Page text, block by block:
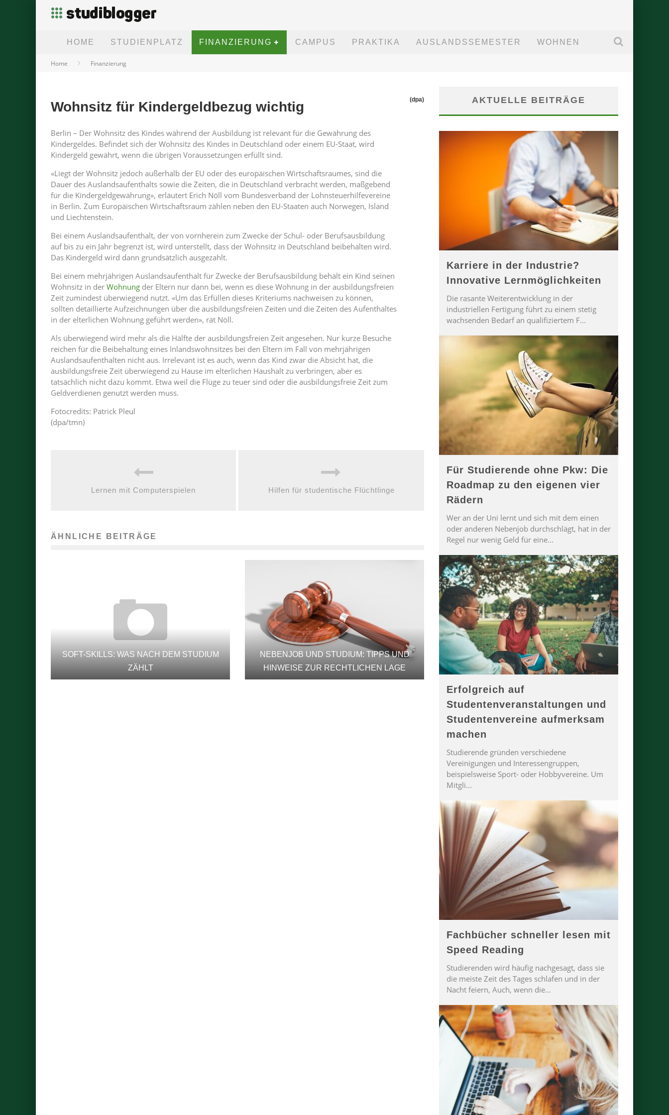
HOME STUDIENPLATZ FINANZIERUNG CAMPUS PRAKTIKA AUSLANDSSEMESTER WOHNEN
Home Finanzierung
Wohnsitz für Kindergeldbezug wichtig (dpa)
Berlin – Der Wohnsitz des Kindes während der Ausbildung ist relevant für die Gewährung des
Kindergeldes. Befindet sich der Wohnsitz des Kindes in Deutschland oder einem EU-Staat, wird
Kindergeld gewährt, wenn die übrigen Voraussetzungen erfüllt sind.
«Liegt der Wohnsitz jedoch außerhalb der EU oder des europäischen Wirtschaftsraumes, sind die
Dauer des Auslandsaufenthalts sowie die Zeiten, die in Deutschland verbracht werden, maßgebend
für die Kindergeldgewährung», erläutert Erich Nöll vom Bundesverband der Lohnsteuerhilfevereine
in Berlin. Zum Europäischen Wirtschaftsraum zählen neben den EU-Staaten auch Norwegen, Island
und Liechtenstein.
Bei einem Auslandsaufenthalt, der von vornherein zum Zwecke der Schul- oder Berufsausbildung
auf bis zu ein Jahr begrenzt ist, wird unterstellt, dass der Wohnsitz in Deutschland beibehalten wird.
Das Kindergeld wird dann grundsätzlich ausgezahlt.
Bei einem mehrjährigen Auslandsaufenthalt für Zwecke der Berufsausbildung behält ein Kind seinen
Wohnsitz in der Wohnung der Eltern nur dann bei, wenn es diese Wohnung in der ausbildungsfreien
Zeit zumindest überwiegend nutzt. «Um das Erfüllen dieses Kriteriums nachweisen zu können,
sollten detaillierte Aufzeichnungen über die ausbildungsfreien Zeiten und die Zeiten des Aufenthaltes
in der elterlichen Wohnung geführt werden», rät Nöll.
Als überwiegend wird mehr als die Hälfte der ausbildungsfreien Zeit angesehen. Nur kurze Besuche
reichen für die Beibehaltung eines Inlandswohnsitzes bei den Eltern im Fall von mehrjährigen
Auslandsaufenthalten nicht aus. Irrelevant ist es auch, wenn das Kind zwar die Absicht hat, die
ausbildungsfreie Zeit überwiegend zu Hause im elterlichen Haushalt zu verbringen, aber es
tatsächlich nicht dazu kommt. Etwa weil die Flüge zu teuer sind oder die ausbildungsfreie Zeit zum
Geldverdienen genutzt werden muss.
Fotocredits: Patrick Pleul
(dpa/tmn)
Lernen mit Computerspielen Hilfen für studentische Flüchtlinge
ÄHNLICHE BEITRÄGE
SOFT-SKILLS: WAS NACH DEM STUDIUM
ZÄHLT
NEBENJOB UND STUDIUM: TIPPS UND
HINWEISE ZUR RECHTLICHEN LAGE
AKTUELLE BEITRÄGE
Karriere in der Industrie?
Innovative Lernmöglichkeiten
Die rasante Weiterentwicklung in der
industriellen Fertigung führt zu einem stetig
wachsenden Bedarf an qualifiziertem F...
Für Studierende ohne Pkw: Die
Roadmap zu den eigenen vier
Rädern
Wer an der Uni lernt und sich mit dem einen
oder anderen Nebenjob durchschlägt, hat in der
Regel nur wenig Geld für eine...
Erfolgreich auf
Studentenveranstaltungen und
Studentenvereine aufmerksam
machen
Studierende gründen verschiedene
Vereinigungen und Interessengruppen,
beispielsweise Sport- oder Hobbyvereine. Um
Mitgli...
Fachbücher schneller lesen mit
Speed Reading
Studierenden wird häufig nachgesagt, dass sie
die meiste Zeit des Tages schlafen und in der
Nacht feiern, Auch, wenn die...